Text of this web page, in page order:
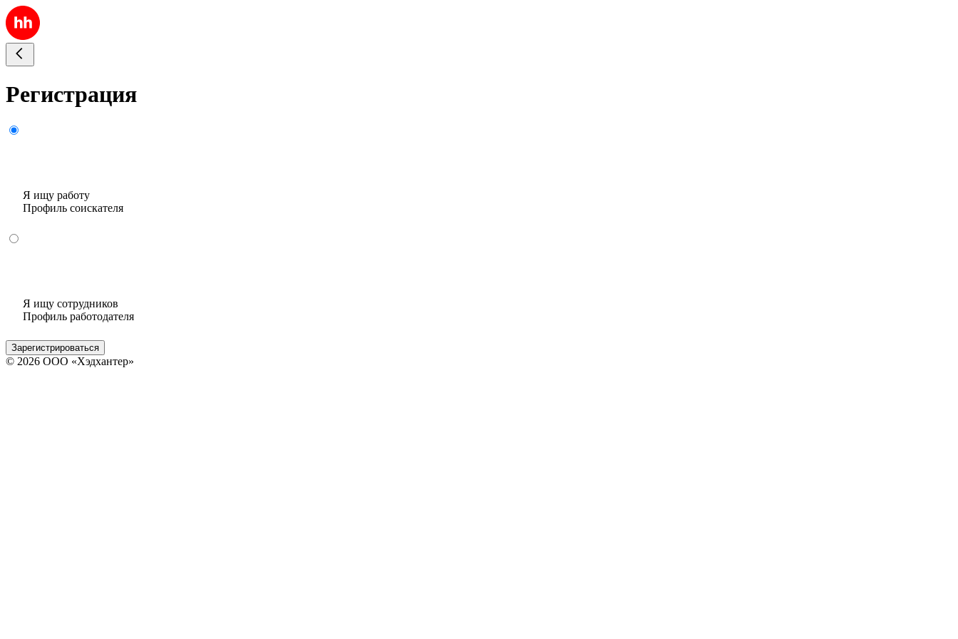
Регистрация
Я ищу работу
Профиль соискателя
Я ищу сотрудников
Профиль работодателя
Зарегистрироваться
© 2026 ООО «Хэдхантер»